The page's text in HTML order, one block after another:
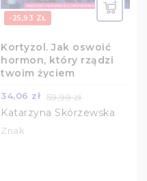
-25,93 ZŁ
Kortyzol. Jak oswoić
hormon, który rządzi
twoim życiem
34,06 zł 59,99 zł
Katarzyna Skórzewska
Znak